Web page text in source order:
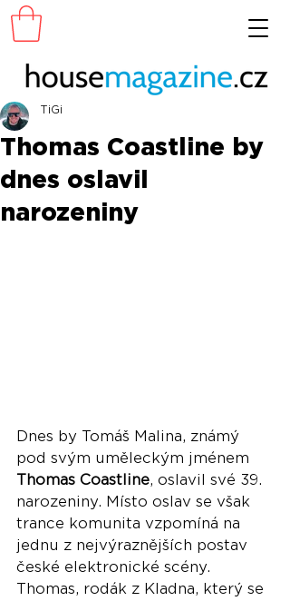
Thomas Coastline by
dnes oslavil
narozeniny
TiGi
Dnes by Tomáš Malina, známý
pod svým uměleckým jménem
Thomas Coastline, oslavil své 39.
narozeniny. Místo oslav se však
trance komunita vzpomíná na
jednu z nejvýraznějších postav
české elektronické scény.
Thomas, rodák z Kladna, který se